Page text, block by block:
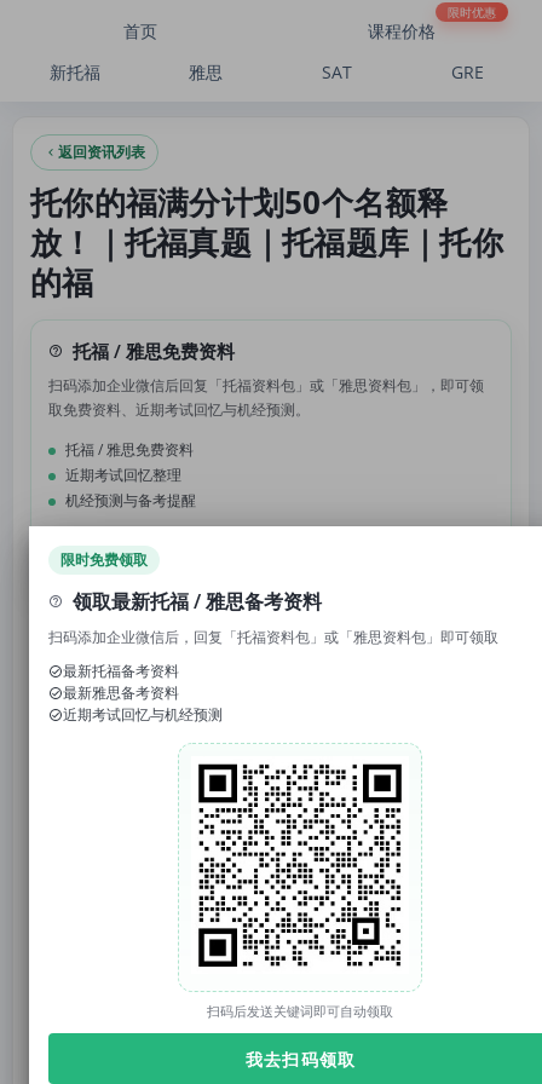
托你的福满分计划50个名额释放！｜托福真题｜托福题库｜托你的福
首页 课程价格
限时优惠
新托福 雅思 SAT GRE
返回资讯列表
托你的福满分计划50个名额释
放！｜托福真题｜托福题库｜托你
的福
托福 / 雅思免费资料
扫码添加企业微信后回复「托福资料包」或「雅思资料包」，即可领
取免费资料、近期考试回忆与机经预测。
托福 / 雅思免费资料
近期考试回忆整理
机经预测与备考提醒
原创 托你的福_小福 托你的福
2025年07月25日 15:01
托你的福
3951篇原创内容
”，免费参加托福真题模考
托福98
”，获得雅思成绩换算
2025”，获得2025年大范围预测
官网：tuonidefu.com.cn
10万选择自学。
限时免费领取
领取最新托福 / 雅思备考资料
扫码添加企业微信后，回复「托福资料包」或「雅思资料包」即可领取
最新托福备考资料
最新雅思备考资料
近期考试回忆与机经预测
扫码后发送关键词即可自动领取
我去扫码领取